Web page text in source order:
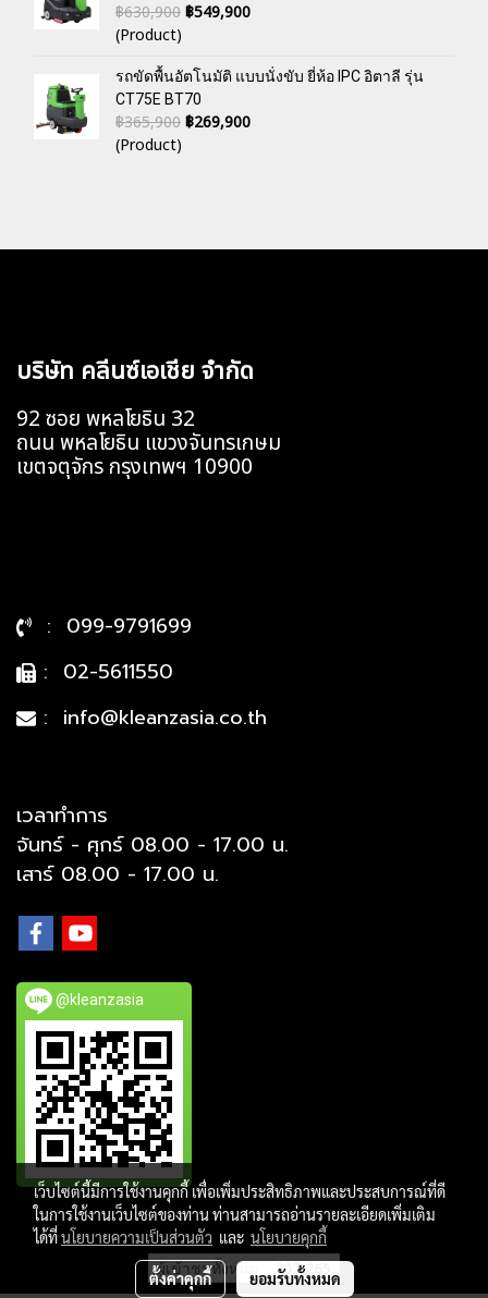
฿630,900฿549,900
(Product)
รถขัดพื้นอัตโนมัติ แบบนั่งขับ ยี่ห้อ IPC อิตาลี รุ่น
CT75E BT70
฿365,900฿269,900
(Product)
บริษัท คลีนซ์เอเชีย จำกัด
92 ซอย พหลโยธิน 32
ถนน พหลโยธิน แขวงจันทรเกษม
เขตจตุจักร กรุงเทพฯ 10900
: 099-9791699
: 02-5611550
: info@kleanzasia.co.th
เวลาทำการ
จันทร์ - ศุกร์ 08.00 - 17.00 น.
เสาร์ 08.00 - 17.00 น.
@kleanzasia
Copy right by makewebeasy.com
ผู้เข้าชมทั้งหมด 207,265
เว็บไซต์นี้มีการใช้งานคุกกี้ เพื่อเพิ่มประสิทธิภาพและประสบการณ์ที่ดี
ในการใช้งานเว็บไซต์ของท่าน ท่านสามารถอ่านรายละเอียดเพิ่มเติม
ได้ที่นโยบายความเป็นส่วนตัว และ นโยบายคุกกี้
ตั้งค่าคุกกี้ ยอมรับทั้งหมด